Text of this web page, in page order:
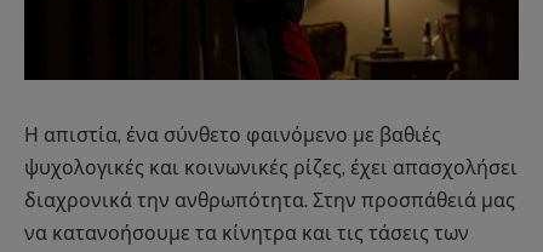
Η απιστία, ένα σύνθετο φαινόμενο με βαθιές
ψυχολογικές και κοινωνικές ρίζες, έχει απασχολήσει
διαχρονικά την ανθρωπότητα. Στην προσπάθειά μας
να κατανοήσουμε τα κίνητρα και τις τάσεις των